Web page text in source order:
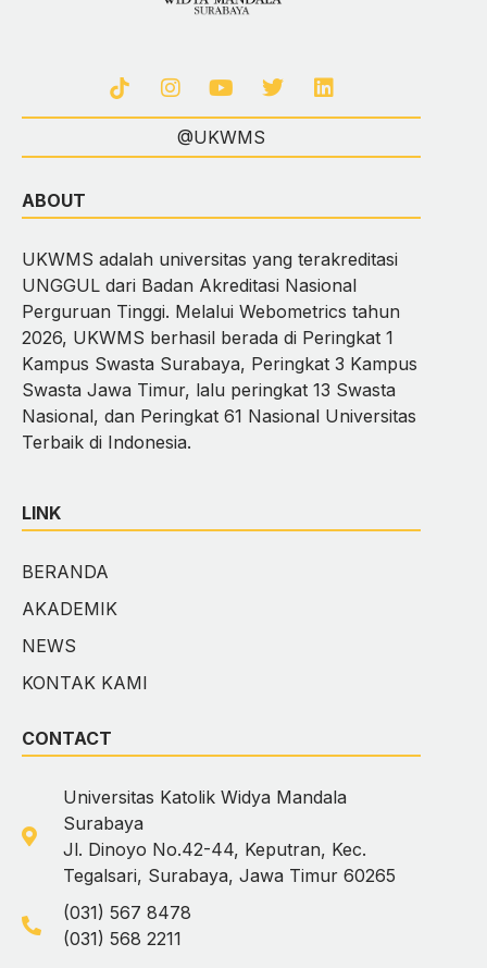
@UKWMS
ABOUT
UKWMS adalah universitas yang terakreditasi
UNGGUL dari Badan Akreditasi Nasional
Perguruan Tinggi. Melalui Webometrics tahun
2026, UKWMS berhasil berada di Peringkat 1
Kampus Swasta Surabaya, Peringkat 3 Kampus
Swasta Jawa Timur, lalu peringkat 13 Swasta
Nasional, dan Peringkat 61 Nasional Universitas
Terbaik di Indonesia.
LINK
BERANDA
AKADEMIK
NEWS
KONTAK KAMI
CONTACT
Universitas Katolik Widya Mandala
Surabaya
Jl. Dinoyo No.42-44, Keputran, Kec.
Tegalsari, Surabaya, Jawa Timur 60265
(031) 567 8478
(031) 568 2211